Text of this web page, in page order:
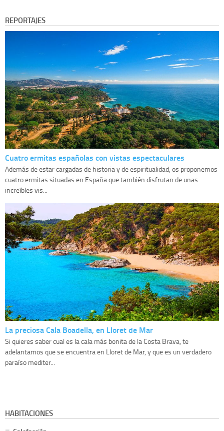
REPORTAJES
Cuatro ermitas españolas con vistas espectaculares
Además de estar cargadas de historia y de espiritualidad, os proponemos
cuatro ermitas situadas en España que también disfrutan de unas
increíbles vis...
La preciosa Cala Boadella, en Lloret de Mar
Si quieres saber cual es la cala más bonita de la Costa Brava, te
adelantamos que se encuentra en Lloret de Mar, y que es un verdadero
paraíso mediter...
HABITACIONES